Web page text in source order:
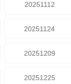
20251112
20251124
20251209
20251225